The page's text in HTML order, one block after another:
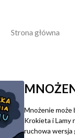
Strona główna
Mnożenie może
Krokieta i Lamy
ruchowa wersja